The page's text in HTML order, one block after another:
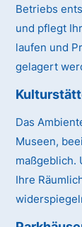
Betriebs
und pflegt
laufen und
gelagert
Das
Museen,
maßgeblich.
Ihre